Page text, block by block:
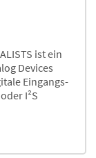
ist ein
Devices
Eingangs-
I²S